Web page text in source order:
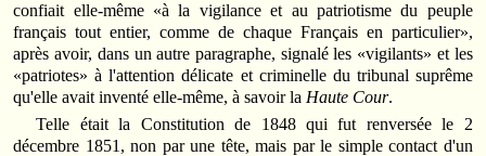
confiait elle-même «à la vigilance et au patriotisme du peuple
français tout entier, comme de chaque Français en particulier»,
après avoir, dans un autre paragraphe, signalé les «vigilants» et les
«patriotes» à l'attention délicate et criminelle du tribunal suprême
qu'elle avait inventé elle-même, à savoir la Haute Cour.
Telle était la Constitution de 1848 qui fut renversée le 2
décembre 1851, non par une tête, mais par le simple contact d'un